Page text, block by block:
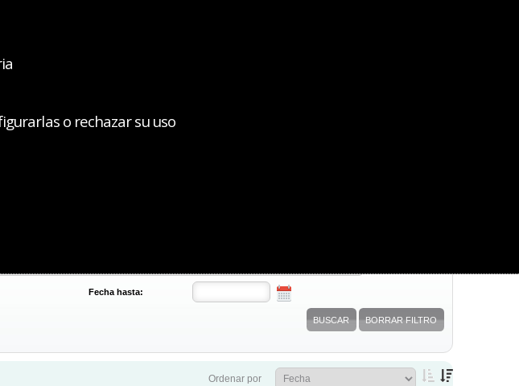
o rechazar su uso
CONTACTO
Fecha hasta:
Ordenar por